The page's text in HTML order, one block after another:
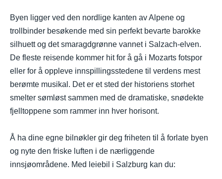
Byen ligger ved den nordlige kanten av Alpene og
trollbinder besøkende med sin perfekt bevarte barokke
silhuett og det smaragdgrønne vannet i Salzach-elven.
De fleste reisende kommer hit for å gå i Mozarts fotspor
eller for å oppleve innspillingsstedene til verdens mest
berømte musikal. Det er et sted der historiens storhet
smelter sømløst sammen med de dramatiske, snødekte
fjelltoppene som rammer inn hver horisont.
Å ha dine egne bilnøkler gir deg friheten til å forlate byen
og nyte den friske luften i de nærliggende
innsjøområdene. Med leiebil i Salzburg kan du: